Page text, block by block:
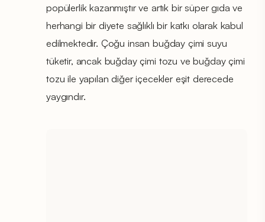
popülerlik kazanmıştır ve artık bir süper gıda ve
herhangi bir diyete sağlıklı bir katkı olarak kabul
edilmektedir. Çoğu insan buğday çimi suyu
tüketir, ancak buğday çimi tozu ve buğday çimi
tozu ile yapılan diğer içecekler eşit derecede
yaygındır.